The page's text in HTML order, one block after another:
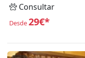
Consultar
Desde29€*